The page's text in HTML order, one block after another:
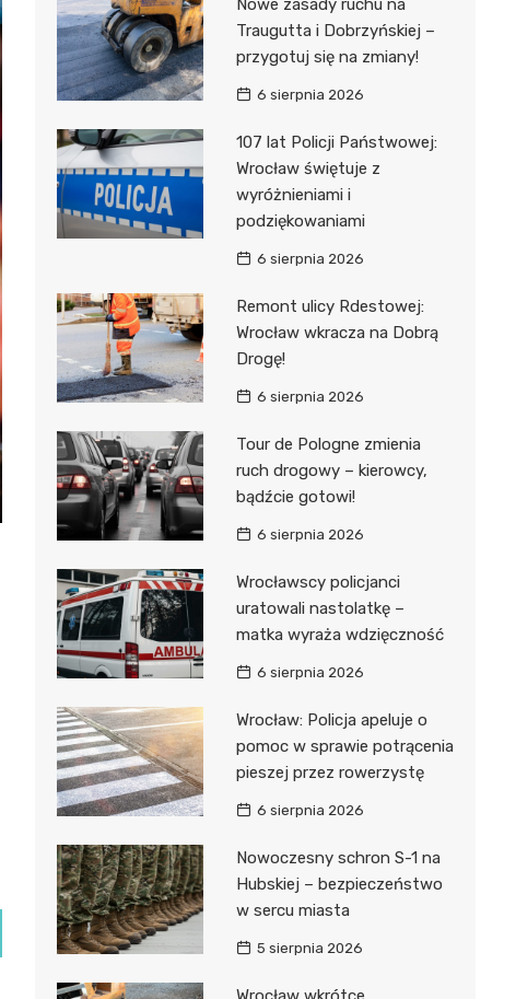
Nowe zasady ruchu na
Traugutta i Dobrzyńskiej –
przygotuj się na zmiany!
6 sierpnia 2026
107 lat Policji Państwowej:
Wrocław świętuje z
wyróżnieniami i
podziękowaniami
6 sierpnia 2026
Remont ulicy Rdestowej:
Wrocław wkracza na Dobrą
Drogę!
6 sierpnia 2026
Tour de Pologne zmienia
ruch drogowy – kierowcy,
bądźcie gotowi!
6 sierpnia 2026
Wrocławscy policjanci
uratowali nastolatkę –
matka wyraża wdzięczność
6 sierpnia 2026
Wrocław: Policja apeluje o
pomoc w sprawie potrącenia
pieszej przez rowerzystę
6 sierpnia 2026
Nowoczesny schron S-1 na
Hubskiej – bezpieczeństwo
w sercu miasta
5 sierpnia 2026